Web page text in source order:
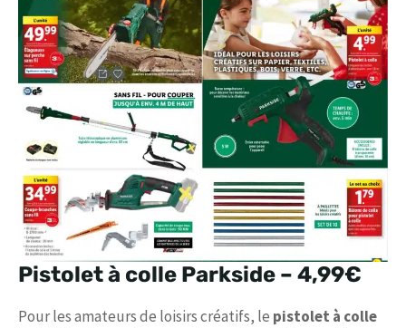
Pistolet à colle Parkside – 4,99€
Pour les amateurs de loisirs créatifs, le pistolet à colle